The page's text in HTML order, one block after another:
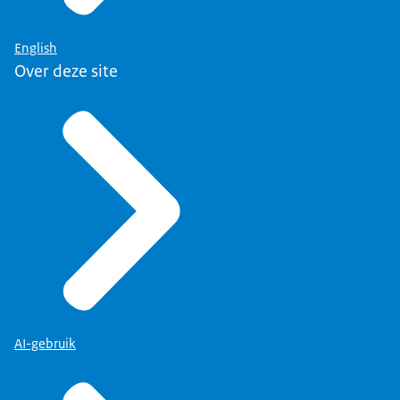
English
Over deze site
AI-gebruik